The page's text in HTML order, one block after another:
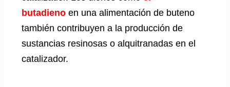
butadieno en una alimentación de buteno
también contribuyen a la producción de
sustancias resinosas o alquitranadas en el
catalizador.